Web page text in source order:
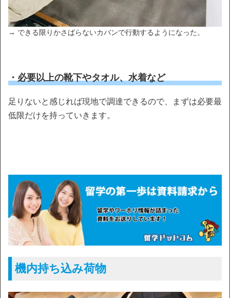
→ できる限りかさばらないカバンで行動するようになった。
・必要以上の靴下やタオル、水着など
足りないと感じれば現地で調達できるので、まずは必要最
低限だけを持っていきます。
機内持ち込み荷物